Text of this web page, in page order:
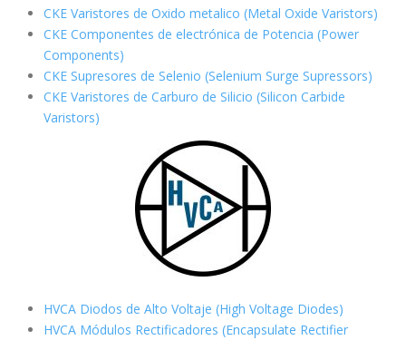
CKE Varistores de Oxido metalico (Metal Oxide Varistors)
CKE Componentes de electrónica de Potencia (Power
Components)
CKE Supresores de Selenio (Selenium Surge Supressors)
CKE Varistores de Carburo de Silicio (Silicon Carbide
Varistors)
HVCA Diodos de Alto Voltaje (High Voltage Diodes)
HVCA Módulos Rectificadores (Encapsulate Rectifier